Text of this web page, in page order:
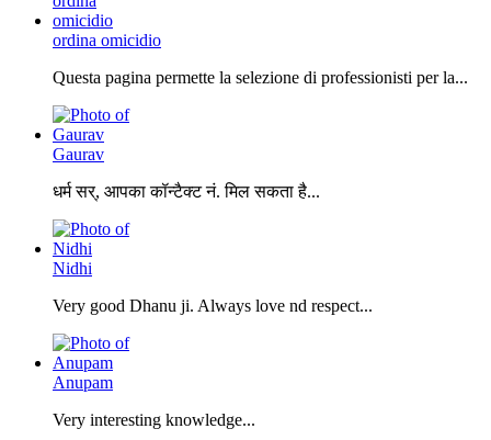
ordina omicidio
Questa pagina permette la selezione di professionisti per la...
Gaurav
धर्म सर्, आपका कॉन्टैक्ट नं. मिल सकता है...
Nidhi
Very good Dhanu ji. Always love nd respect...
Anupam
Very interesting knowledge...